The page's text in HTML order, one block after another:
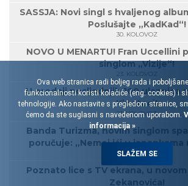
SASSJA: Novi singl s hvaljenog
Poslušajte „KadKad“!
30. KOLOVOZ
NOVO U MENARTU! Fran Uccellini
singlom „Vizije“!
23. KOLOVOZ
U prodaji posljednjih 100 ulaznica
Kinoteci!
21. KOLOVOZ
Banda Turizma, novim singlom
poručuje: „Nemoj ići u japankama
07. KOLOVOZ
Poznato lice s TV ekrana, u novom
Zekanovića!
Ova web stranica radi boljeg rada i poboljšane
funkcionalnosti koristi kolačiće (eng. cookies) i
tehnologije. Ako nastavite s pregledom stranice,
ćemo da ste suglasni s navedenom uporabom.
informacija »
SLAŽEM SE